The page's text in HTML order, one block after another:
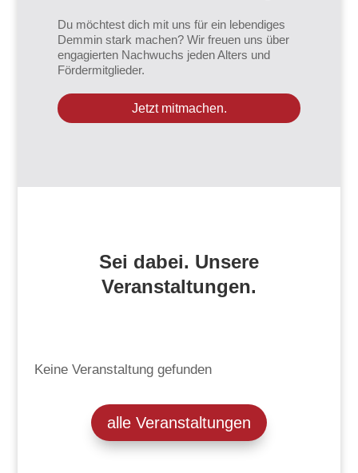
Du möchtest dich mit uns für ein lebendiges
Demmin stark machen? Wir freuen uns über
engagierten Nachwuchs jeden Alters und
Fördermitglieder.
Jetzt mitmachen.
Sei dabei. Unsere
Veranstaltungen.
Keine Veranstaltung gefunden
alle Veranstaltungen